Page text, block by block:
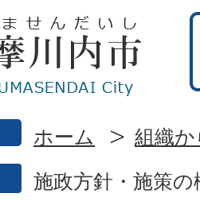
ホーム 組織
施政方針・施策の